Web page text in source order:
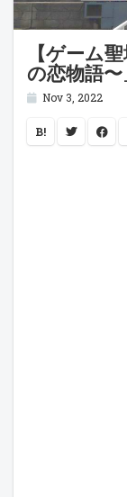
【ゲーム
の恋物語〜
Nov 3, 2022
B!